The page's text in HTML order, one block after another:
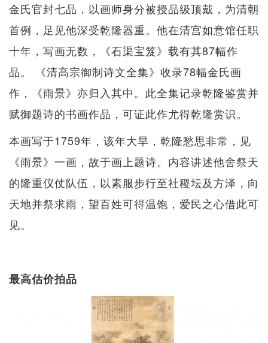
金氏官封七品，以画师身分被授品级顶戴，为清朝
首例，足见他深受乾隆器重。他在清宫如意馆任职
十年，写画无数，《石渠宝笈》载有其87幅作
品。 《清高宗御制诗文全集》收录78幅金氏画
作，《雨景》亦归入其中。此全集记录乾隆鉴赏并
赋御题诗的书画作品，可证此作尤得乾隆赏识。
本画写于1759年，该年大旱，乾隆愁思非常，见
《雨景》一画，故于画上题诗。内容讲述他舍祭天
的隆重仪仗队伍，以素服步行至社稷坛及方泽，向
天地并祭求雨，望百姓可得温饱，爱民之心借此可
见。
最高估价拍品